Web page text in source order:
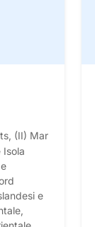
(II) Mar
e